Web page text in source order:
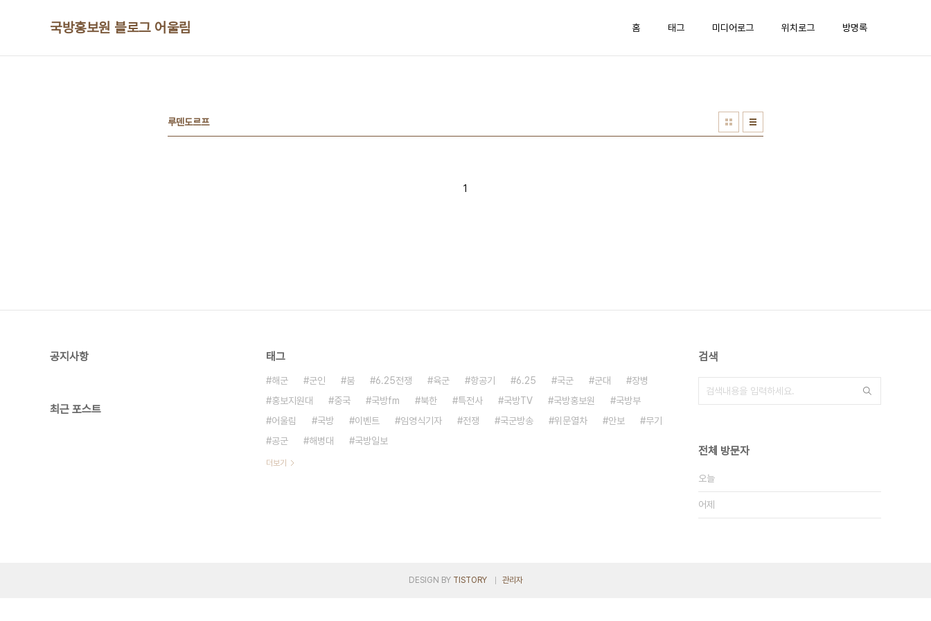
국방홍보원 블로그 어울림 홈 태그 미디어로그 위치로그 방명록
루덴도르프
1
공지사항
최근 포스트
태그
해군 군인 붐 6.25전쟁 육군 항공기 6.25 국군 군대
장병
홍보지원대
중국 국방fm 북한 특전사 국방TV 국방홍보원
국방부
어울림
국방 이벤트 임영식기자 전쟁 국군방송 위문열차 안보
무기
공군
해병대 국방일보
더보기
검색
전체 방문자
오늘
어제
DESIGN BY TISTORY 관리자